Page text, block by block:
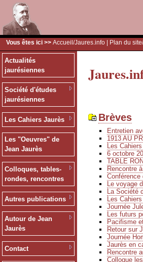
Vous êtes ici >> Accueil /Jaures.info | Plan du site
Actualités
jaurésiennes
Société d'études
jaurésiennes
Les Cahiers Jaurès
Les "Oeuvres" de
Jean Jaurès
Colloques, tables-
rondes, rencontres
Autres publications
Autour de Jean
Jaurès
Contact
Brèves
Entretien
1913 AU
Les
6 octobre
TABLE
Rencontre
Conférence
Le voyage
La Société
Les
Journée
Les futurs
Pacifisme
Retour sur
Journée
Jaurès en
Rencontre
Colloque